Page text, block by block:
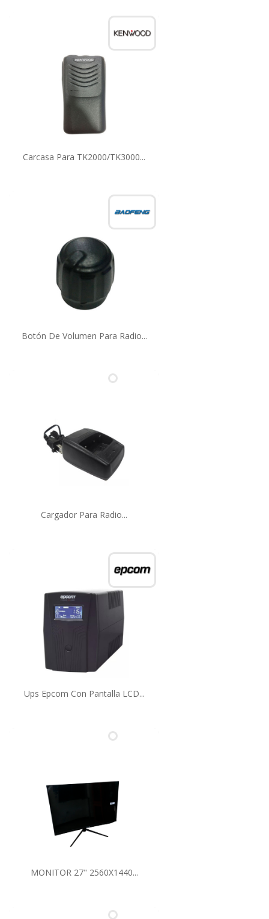
Carcasa Para TK2000/TK3000...
Botón De Volumen Para Radio...
Cargador Para Radio...
Ups Epcom Con Pantalla LCD...
MONITOR 27" 2560X1440...